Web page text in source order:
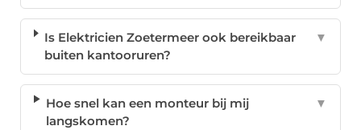
Is Elektricien Zoetermeer ook bereikbaar
buiten kantooruren?
▼
Hoe snel kan een monteur bij mij
langskomen?
▼